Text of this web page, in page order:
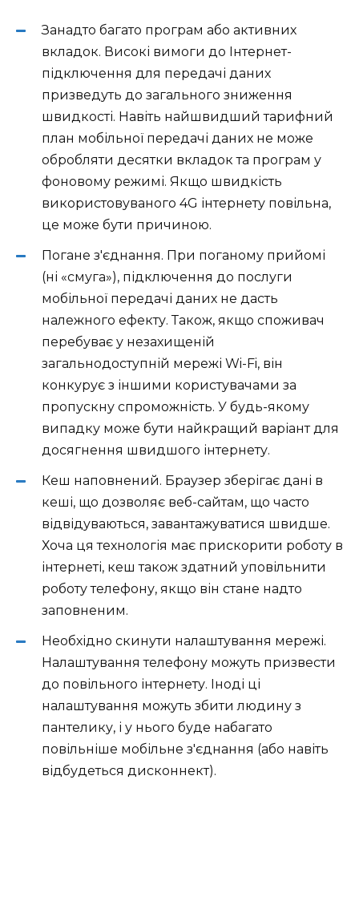
Занадто багато програм або активних
вкладок. Високі вимоги до Інтернет-
підключення для передачі даних
призведуть до загального зниження
швидкості. Навіть найшвидший тарифний
план мобільної передачі даних не може
обробляти десятки вкладок та програм у
фоновому режимі. Якщо швидкість
використовуваного 4G інтернету повільна,
це може бути причиною.
Погане з'єднання. При поганому прийомі
(ні «смуга»), підключення до послуги
мобільної передачі даних не дасть
належного ефекту. Також, якщо споживач
перебуває у незахищеній
загальнодоступній мережі Wi-Fi, він
конкурує з іншими користувачами за
пропускну спроможність. У будь-якому
випадку може бути найкращий варіант для
досягнення швидшого інтернету.
Кеш наповнений. Браузер зберігає дані в
кеші, що дозволяє веб-сайтам, що часто
відвідуваються, завантажуватися швидше.
Хоча ця технологія має прискорити роботу в
інтернеті, кеш також здатний уповільнити
роботу телефону, якщо він стане надто
заповненим.
Необхідно скинути налаштування мережі.
Налаштування телефону можуть призвести
до повільного інтернету. Іноді ці
налаштування можуть збити людину з
пантелику, і у нього буде набагато
повільніше мобільне з'єднання (або навіть
відбудеться дисконнект).